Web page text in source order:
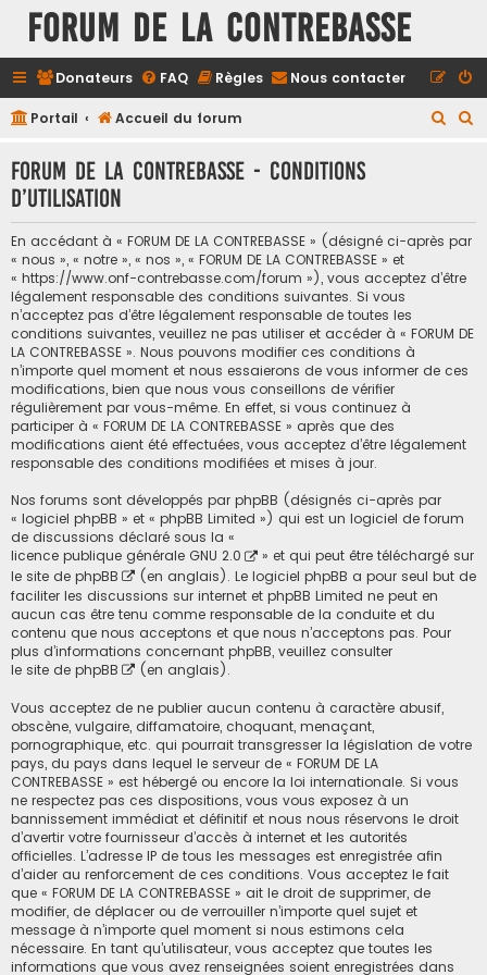
FORUM DE LA CONTREBASSE
Donateurs FAQ Règles Nous contacter
Portail Accueil du forum
c
e
r
FORUM DE LA CONTREBASSE - Conditions
d’utilisation
En accédant à « FORUM DE LA CONTREBASSE » (désigné ci-après par
« nous », « notre », « nos », « FORUM DE LA CONTREBASSE » et
« https://www.onf-contrebasse.com/forum »), vous acceptez d’être
légalement responsable des conditions suivantes. Si vous
n’acceptez pas d’être légalement responsable de toutes les
conditions suivantes, veuillez ne pas utiliser et accéder à « FORUM DE
LA CONTREBASSE ». Nous pouvons modifier ces conditions à
n’importe quel moment et nous essaierons de vous informer de ces
modifications, bien que nous vous conseillons de vérifier
régulièrement par vous-même. En effet, si vous continuez à
participer à « FORUM DE LA CONTREBASSE » après que des
modifications aient été effectuées, vous acceptez d’être légalement
responsable des conditions modifiées et mises à jour.
Nos forums sont développés par phpBB (désignés ci-après par
« logiciel phpBB » et « phpBB Limited ») qui est un logiciel de forum
de discussions déclaré sous la «
licence publique générale GNU 2.0
» et qui peut être téléchargé sur
le site de phpBB
(en anglais). Le logiciel phpBB a pour seul but de
faciliter les discussions sur internet et phpBB Limited ne peut en
aucun cas être tenu comme responsable de la conduite et du
contenu que nous acceptons et que nous n’acceptons pas. Pour
plus d’informations concernant phpBB, veuillez consulter
le site de phpBB
(en anglais).
Vous acceptez de ne publier aucun contenu à caractère abusif,
obscène, vulgaire, diffamatoire, choquant, menaçant,
pornographique, etc. qui pourrait transgresser la législation de votre
pays, du pays dans lequel le serveur de « FORUM DE LA
CONTREBASSE » est hébergé ou encore la loi internationale. Si vous
ne respectez pas ces dispositions, vous vous exposez à un
bannissement immédiat et définitif et nous nous réservons le droit
d’avertir votre fournisseur d’accès à internet et les autorités
officielles. L’adresse IP de tous les messages est enregistrée afin
d’aider au renforcement de ces conditions. Vous acceptez le fait
que « FORUM DE LA CONTREBASSE » ait le droit de supprimer, de
modifier, de déplacer ou de verrouiller n’importe quel sujet et
message à n’importe quel moment si nous estimons cela
nécessaire. En tant qu’utilisateur, vous acceptez que toutes les
informations que vous avez renseignées soient enregistrées dans